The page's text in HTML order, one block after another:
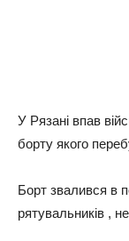
У Рязані впав
борту якого
Борт звалився в
рятувальників ,